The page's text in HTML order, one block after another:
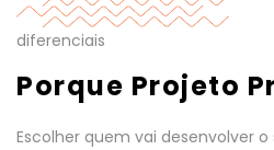
diferenciais
Porque Projeto
Escolher quem vai desenvolver